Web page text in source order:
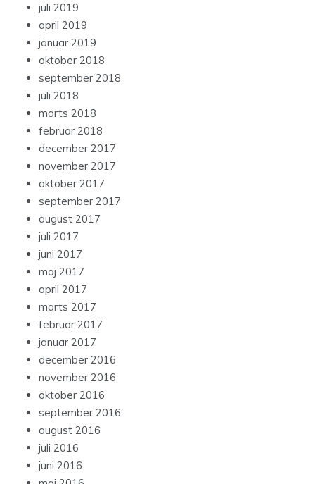
juli 2019
april 2019
januar 2019
oktober 2018
september 2018
juli 2018
marts 2018
februar 2018
december 2017
november 2017
oktober 2017
september 2017
august 2017
juli 2017
juni 2017
maj 2017
april 2017
marts 2017
februar 2017
januar 2017
december 2016
november 2016
oktober 2016
september 2016
august 2016
juli 2016
juni 2016